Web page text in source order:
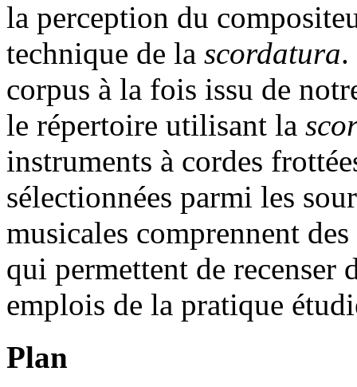
la perception du
technique de la scordatura.
corpus à la fois issu de
le répertoire utilisant la
instruments à cordes
sélectionnées parmi les
musicales comprennent
qui permettent de recenser
emplois de la pratique
Plan